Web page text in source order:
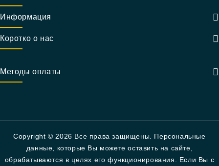
Информация
Коротко о нас
Методы оплаты
Copyright © 2026 Все права защищены. Персональные
данные, которые Вы можете оставить на сайте,
обрабатываются в целях его функционирования. Если Вы с